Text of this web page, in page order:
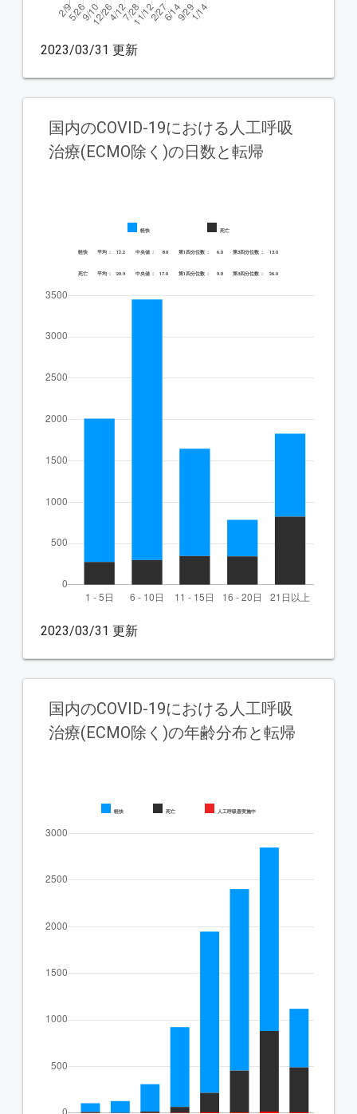
2023/03/31 更新
国内のCOVID-19における人工呼吸
治療(ECMO除く)の日数と転帰
軽快 死亡
軽快 平均 ： 12.2 中央値 ： 8.0 第1四分位数 ： 6.0 第3四分位数 ： 13.0
死亡 平均 ： 20.9 中央値 ： 17.0 第1四分位数 ： 9.0 第3四分位数 ： 26.0
2023/03/31 更新
国内のCOVID-19における人工呼吸
治療(ECMO除く)の年齢分布と転帰
軽快 死亡 人工呼吸器実施中